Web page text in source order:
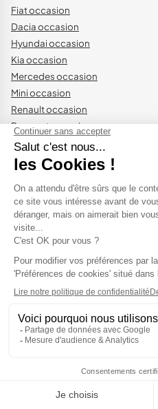
Fiat occasion
Dacia occasion
Hyundai occasion
Kia occasion
Mercedes occasion
Mini occasion
Renault occasion
Peugeot occasion
Volvo occasion
Volkswagen occasion
Nos top modèles occasion
Citroën C3 occasion
Citroën C5 Aircross occasion
Fiat 500 occasion
Peugeot 308 occasion
Peugeot 208 occasion
Renault Captur occasion